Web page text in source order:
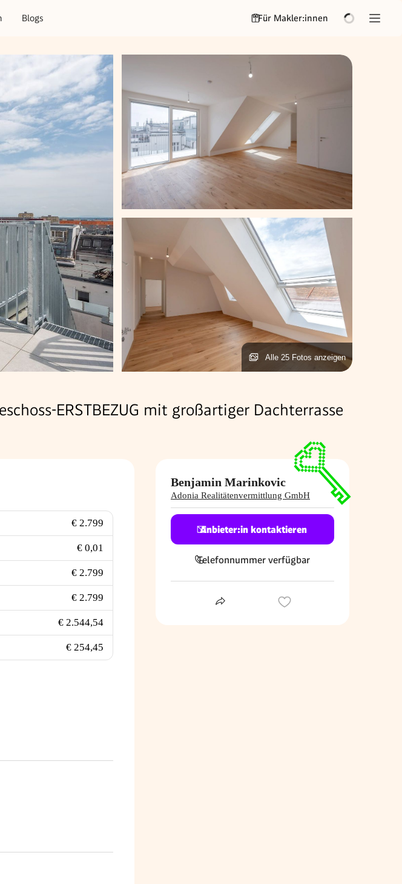
Blogs Für Makler:innen
Alle 25 Fotos anzeigen
ERSTBEZUG mit großartiger Dachterrasse
€ 2.799
€ 0,01
€ 2.799
€ 2.799
€ 2.544,54
€ 254,45
Benjamin Marinkovic
Adonia Realitätenvermittlung GmbH
Anbieter:in kontaktieren
Telefonnummer verfügbar